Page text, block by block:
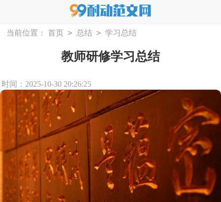
当前位置： 首页 > 总结 > 学习总结
教师研修学习总结
时间：2025-10-30 20:26:25